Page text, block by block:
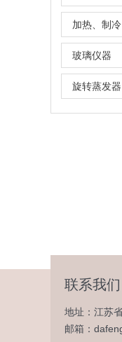
玻璃仪器
旋转蒸发器
联系我们
地址：江苏
邮箱：